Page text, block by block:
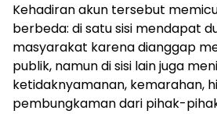
Kehadiran akun tersebut
berbeda: di satu sisi mendapat
masyarakat karena dianggap
publik, namun di sisi lain juga
ketidaknyamanan, kemarahan,
pembungkaman dari pihak-